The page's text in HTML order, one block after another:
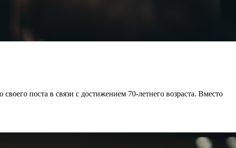
поста в связи с достижением 70-летнего возраста. Вместо